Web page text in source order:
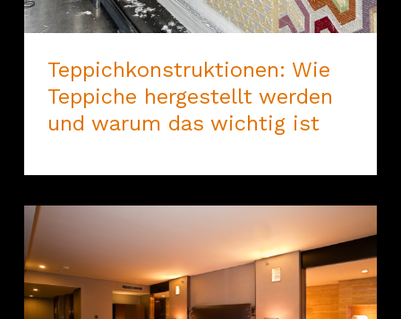
Teppichkonstruktionen: Wie
Teppiche hergestellt werden
und warum das wichtig ist